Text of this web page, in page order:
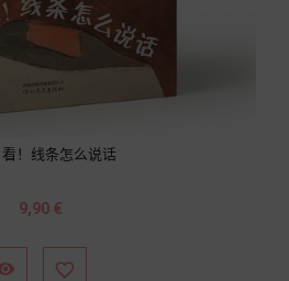
看！线条怎么说话
Prix
9,90 €
